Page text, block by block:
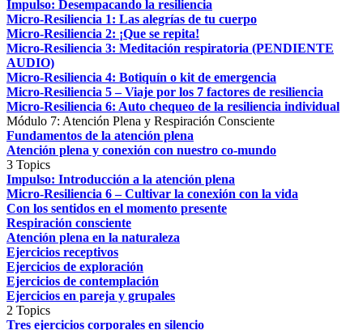
Impulso: Desempacando la resiliencia
Micro-Resiliencia 1: Las alegrías de tu cuerpo
Micro-Resiliencia 2: ¡Que se repita!
Micro-Resiliencia 3: Meditación respiratoria (PENDIENTE
AUDIO)
Micro-Resiliencia 4: Botiquín o kit de emergencia
Micro-Resiliencia 5 – Viaje por los 7 factores de resiliencia
Micro-Resiliencia 6: Auto chequeo de la resiliencia individual
Módulo 7: Atención Plena y Respiración Consciente
Fundamentos de la atención plena
Atención plena y conexión con nuestro co-mundo
3 Topics
Impulso: Introducción a la atención plena
Micro-Resiliencia 6 – Cultivar la conexión con la vida
Con los sentidos en el momento presente
Respiración consciente
Atención plena en la naturaleza
Ejercicios receptivos
Ejercicios de exploración
Ejercicios de contemplación
Ejercicios en pareja y grupales
2 Topics
Tres ejercicios corporales en silencio